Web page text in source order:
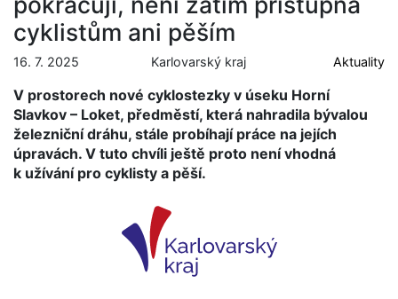
cyklistům ani pěším
16. 7. 2025 Karlovarský kraj Aktuality
V prostorech nové cyklostezky v úseku Horní
Slavkov – Loket, předměstí, která nahradila bývalou
železniční dráhu, stále probíhají práce na jejích
úpravách. V tuto chvíli ještě proto není vhodná
k užívání pro cyklisty a pěší.